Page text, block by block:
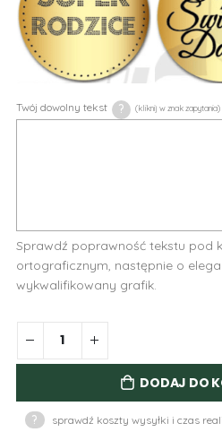
Twój dowolny tekst ?
Sprawdź poprawność tekstu pod
ortograficznym, następnie o
wykwalifikowany grafik.
DODAJ DO
? sprawdź koszty wysyłki i czas